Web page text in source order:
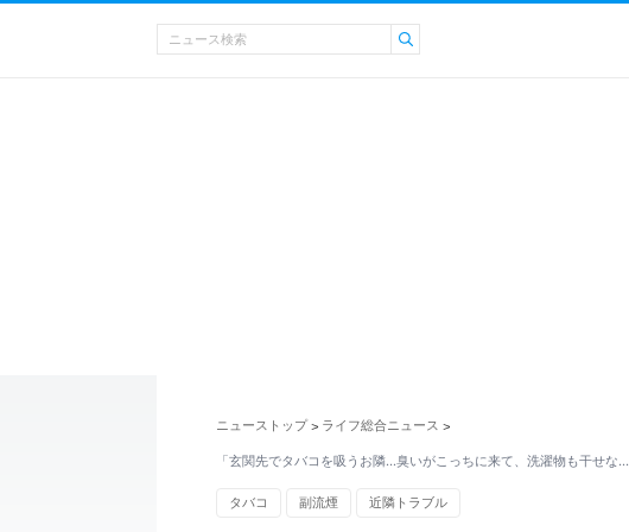
ニューストップ > ライフ総合ニュース >
「玄関先でタバコを吸うお隣...臭いがこっちに来て、洗濯物も干せな…
タバコ 副流煙 近隣トラブル